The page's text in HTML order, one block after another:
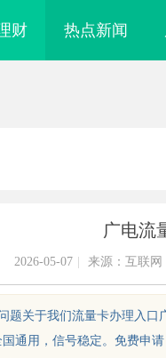
财 热点新闻
广电流
2026-05-07 来源：互联网
题关于我们流量卡办理入
通用，信号稳定。免费申